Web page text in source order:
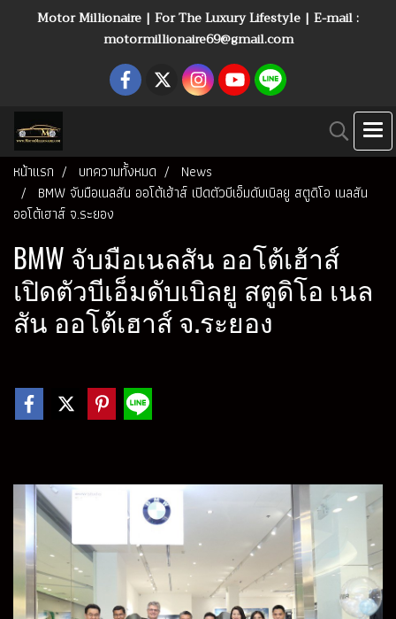
Motor Millionaire | For The Luxury Lifestyle | E-mail :
motormillionaire69@gmail.com
หน้าแรก บทความทั้งหมด
News
BMW จับมือเนลสัน ออโต้เฮ้าส์ เปิดตัวบีเอ็มดับเบิลยู สตูดิโอ เนลสัน
ออโต้เฮาส์ จ.ระยอง
BMW จับมือเนลสัน ออโต้เฮ้าส์
เปิดตัวบีเอ็มดับเบิลยู สตูดิโอ เนล
สัน ออโต้เฮาส์ จ.ระยอง